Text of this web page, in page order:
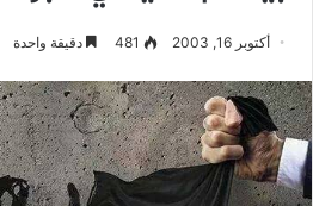
أكتوبر 16, 2003 481 دقيقة واحدة